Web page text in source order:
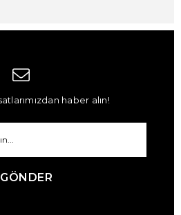
haber alın!
GÖNDER